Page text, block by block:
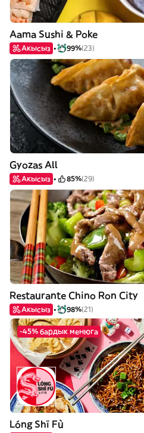
Aama Sushi & Poke
Акысыз 99%(23)
Gyozas All
Акысыз 85%(29)
Restaurante Chino Ron City
Акысыз 98%(21)
-45% бардык менюга
Lóng Shï Fù